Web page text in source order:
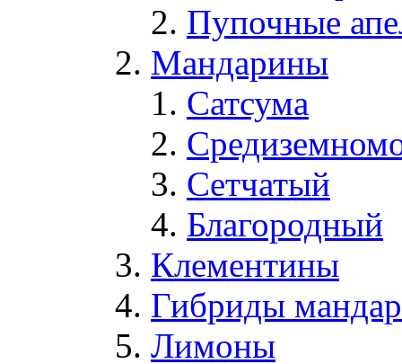
Пупочные
Мандарины
Сатсума
Сетчатый
Благородный
Клементины
Гибриды
Лимоны